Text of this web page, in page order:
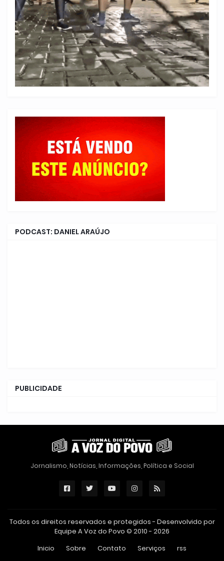
PODCAST: DANIEL ARAÚJO
PUBLICIDADE
Jornalismo, Notícias, Informações, Política e Social
Todos os direitos reservados e protegidos - Desenvolvido por
Equipe A Voz do Povo © 2010 - 2026
Inicio
Sobre Contato Serviços rss